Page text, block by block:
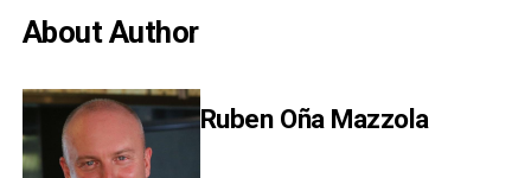
About Author
Ruben Oña Mazzola